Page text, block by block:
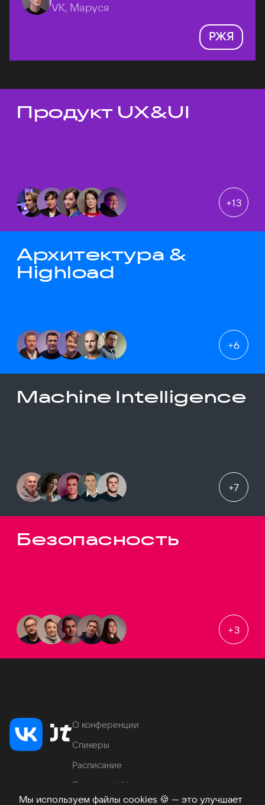
Мы используем файлы cookies 🍪 — это улучшает
VK, Маруся
РЖЯ
Темы докладов
Продукт UX&UI
+13
Архитектура &
Highload
+6
Machine Intelligence
+7
Безопасность
+3
О конференции
Спикеры
Расписание
Продукты VK